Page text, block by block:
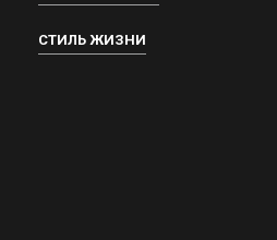
СТИЛЬ ЖИЗНИ